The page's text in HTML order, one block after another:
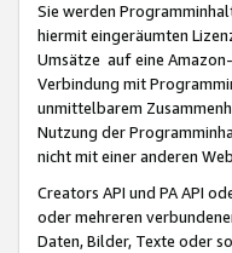
Sie werden
hiermit eingeräumten
Umsätze auf eine
Verbindung mit
unmittelbarem
Nutzung der
nicht mit einer anderen
Creators API und PA API
oder mehreren
Daten, Bilder, Texte oder